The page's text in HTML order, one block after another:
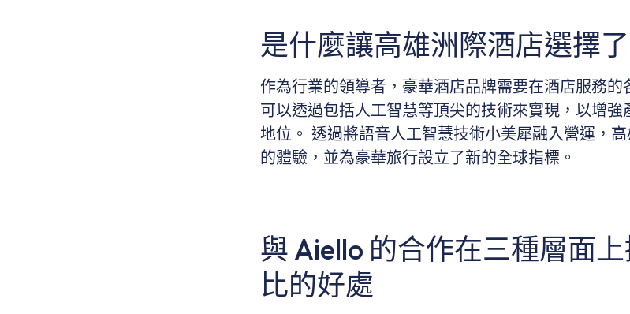
是什麼讓高雄洲際酒店選擇
作為行業的領導者，豪華酒店品牌需要在酒店服務的
可以透過包括人工智慧等頂尖的技術來實現，以增
地位。 透過將語音人工智慧技術小美犀融入營運，
的體驗，並為豪華旅行設立了新的全球指標。
與 Aiello 的合作在三種層面
比的好處